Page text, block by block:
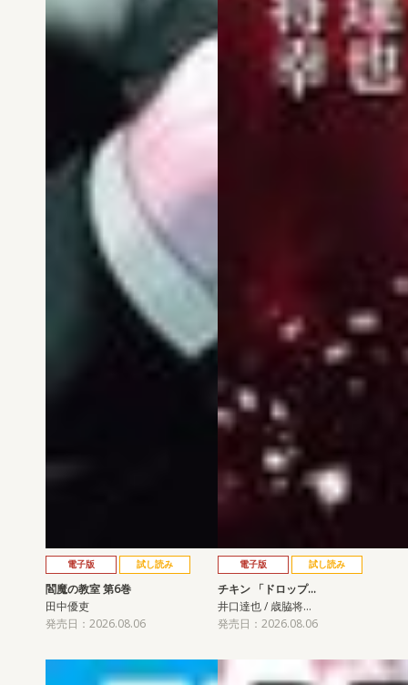
電子版 試し読み
閻魔の教室 第6巻
田中優吏
発売日：2026.08.06
電子版 試し読み
チキン 「ドロップ…
井口達也 / 歳脇将…
発売日：2026.08.06